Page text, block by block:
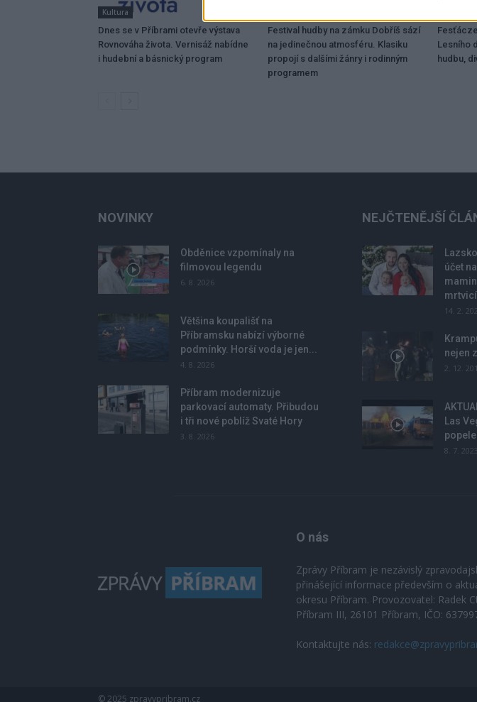
Kultura
Dnes se v Příbrami otevře výstava
Rovnováha života. Vernisáž nabídne
i hudební a básnický program
Festival hudby na zámku Dobříš sází
na jedinečnou atmosféru. Klasiku
propojí s dalšími žánry i rodinným
programem
Lesního
hudbu,
NOVINKY
Obděnice vzpomínaly na
filmovou legendu
6. 8. 2026
Většina koupališť na
Příbramsku nabízí výborné
podmínky. Horší voda je jen...
4. 8. 2026
Příbram modernizuje
parkovací automaty. Přibudou
i tři nové poblíž Svaté Hory
3. 8. 2026
NEJČTENĚJŠÍ
účet
mrtvicí
14. 2.
nejen
2. 12.
Las
8. 7. 2023
O nás
Zprávy Příbram je nezávislý
přinášející informace především o
okresu Příbram. Provozovatel: Radek
Příbram III, 26101 Příbram, IČO:
Kontaktujte nás:
© 2025 zpravypribram.cz